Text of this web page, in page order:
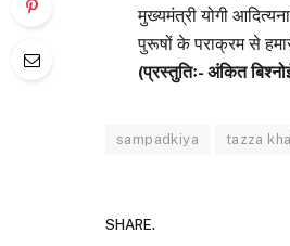
मुख्यमंत्री योगी
पुरूषों के पराक्रम से
(प्रस्तुतिः- अंकित
sampadkiya tazza
SHARE.